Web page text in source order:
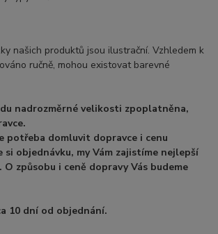
našich produktů jsou ilustrační. Vzhledem k
ručně, mohou existovat barevné
nadrozměrné velikosti zpoplatněna,
potřeba domluvit dopravce i cenu
objednávku, my Vám zajistíme nejlepší
O způsobu i ceně dopravy Vás budeme
10 dní od objednání.